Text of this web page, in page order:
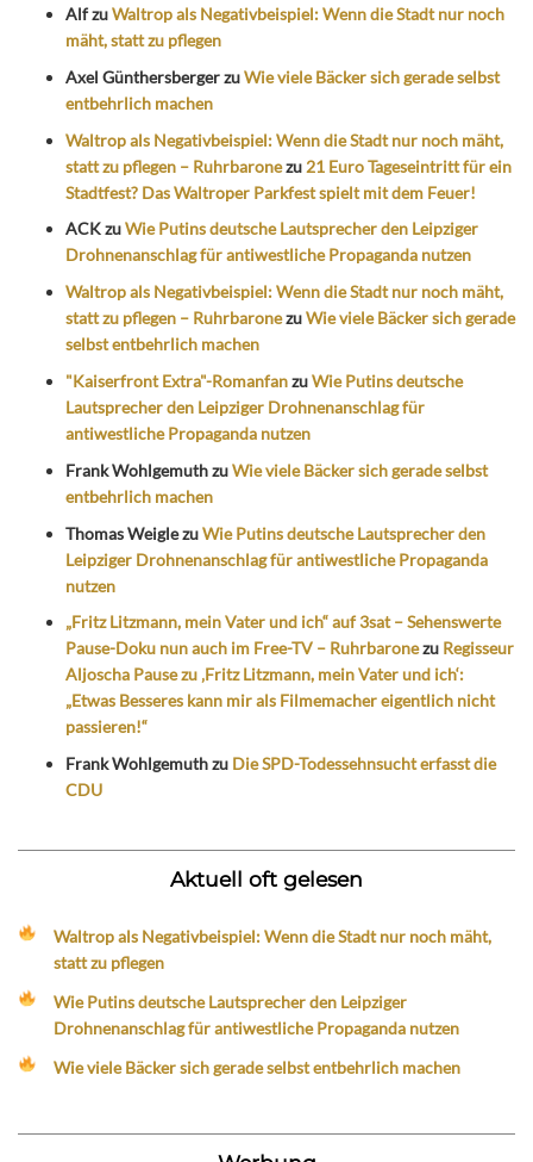
AlfzuWaltrop als Negativbeispiel: Wenn die Stadt nur noch
mäht, statt zu pflegen
Axel GünthersbergerzuWie viele Bäcker sich gerade selbst
entbehrlich machen
Waltrop als Negativbeispiel: Wenn die Stadt nur noch mäht,
statt zu pflegen – Ruhrbaronezu 21 Euro Tageseintritt für ein
Stadtfest? Das Waltroper Parkfest spielt mit dem Feuer!
ACKzuWie Putins deutsche Lautsprecher den Leipziger
Drohnenanschlag für antiwestliche Propaganda nutzen
Waltrop als Negativbeispiel: Wenn die Stadt nur noch mäht,
statt zu pflegen – RuhrbaronezuWie viele Bäcker sich gerade
selbst entbehrlich machen
"Kaiserfront Extra"-RomanfanzuWie Putins deutsche
Lautsprecher den Leipziger Drohnenanschlag für
antiwestliche Propaganda nutzen
Frank WohlgemuthzuWie viele Bäcker sich gerade selbst
entbehrlich machen
Thomas WeiglezuWie Putins deutsche Lautsprecher den
Leipziger Drohnenanschlag für antiwestliche Propaganda
nutzen
„Fritz Litzmann, mein Vater und ich“ auf 3sat – Sehenswerte
Pause-Doku nun auch im Free-TV – Ruhrbaronezu Regisseur
Aljoscha Pause zu ‚Fritz Litzmann, mein Vater und ich‘:
„Etwas Besseres kann mir als Filmemacher eigentlich nicht
passieren!“
Frank Wohlgemuthzu Die SPD-Todessehnsucht erfasst die
CDU
Aktuell oft gelesen
Waltrop als Negativbeispiel: Wenn die Stadt nur noch mäht,
statt zu pflegen
Wie Putins deutsche Lautsprecher den Leipziger
Drohnenanschlag für antiwestliche Propaganda nutzen
Wie viele Bäcker sich gerade selbst entbehrlich machen